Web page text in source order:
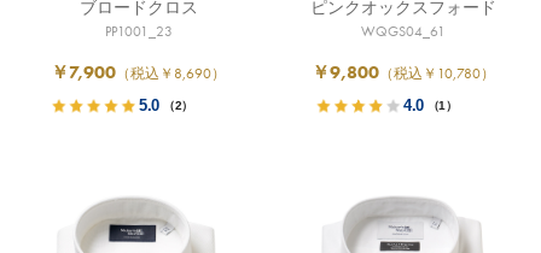
ブロードクロス
PP1001_23
￥7,900 （税込￥8,690）
5.0 （2）
ピンクオックスフォード
WQGS04_61
￥9,800（税込￥10,780）
4.0 （1）